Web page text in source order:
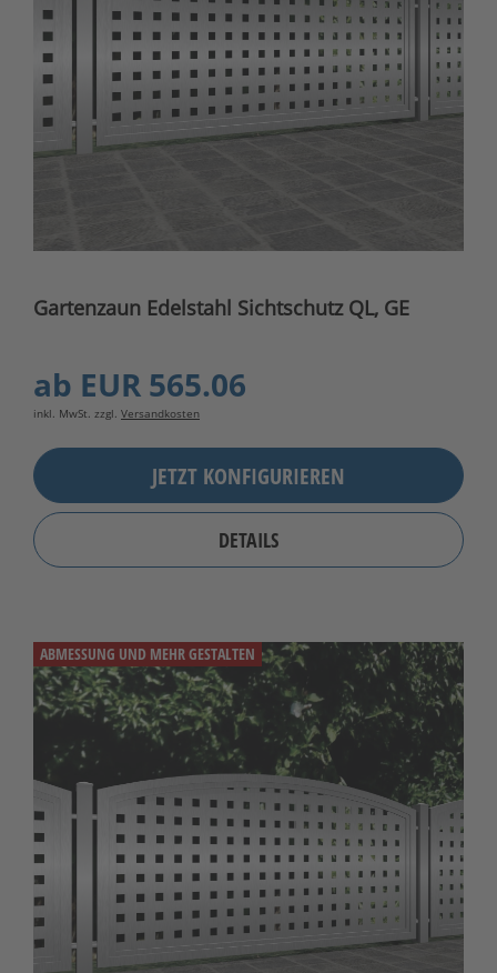
Gartenzaun Edelstahl Sichtschutz QL, GE
ab EUR 565.06
inkl. MwSt. zzgl. Versandkosten
JETZT KONFIGURIEREN
DETAILS
ABMESSUNG UND MEHR GESTALTEN